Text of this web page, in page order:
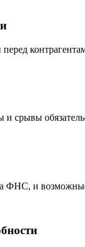
срывы
ФНС, и